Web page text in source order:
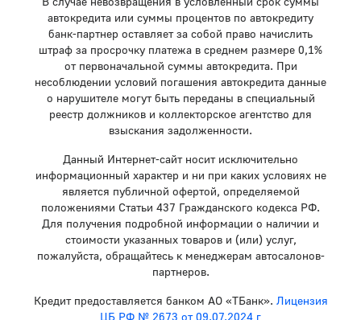
автокредита или суммы процентов по автокредиту
банк-партнер оставляет за собой право начислить
штраф за просрочку платежа в среднем размере 0,1%
от первоначальной суммы автокредита. При
несоблюдении условий погашения автокредита данные
о нарушителе могут быть переданы в специальный
реестр должников и коллекторское агентство для
взыскания задолженности.
Данный Интернет-сайт носит исключительно
информационный характер и ни при каких условиях не
является публичной офертой, определяемой
положениями Статьи 437 Гражданского кодекса РФ.
Для получения подробной информации о наличии и
стоимости указанных товаров и (или) услуг,
пожалуйста, обращайтесь к менеджерам автосалонов-
партнеров.
Кредит предоставляется банком АО «ТБанк». Лицензия
ЦБ РФ № 2673 от 09.07.2024 г